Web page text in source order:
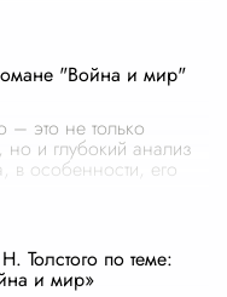
"Война и мир"
– это не только
но и глубокий анализ
в особенности, его
Толстого по теме:
и мир»